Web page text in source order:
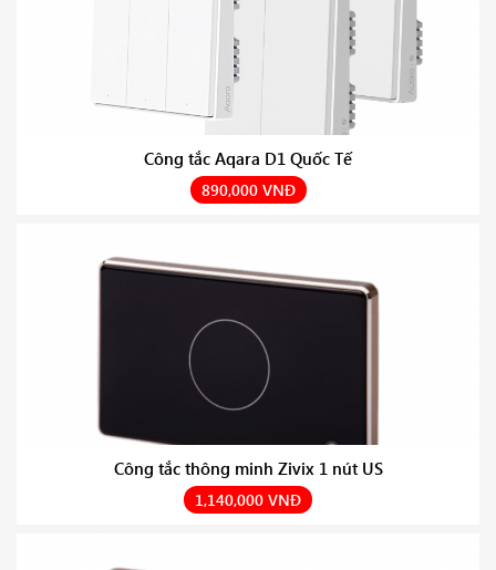
Công tắc Aqara D1 Quốc Tế
890,000 VNĐ
Công tắc thông minh Zivix 1 nút US
1,140,000 VNĐ